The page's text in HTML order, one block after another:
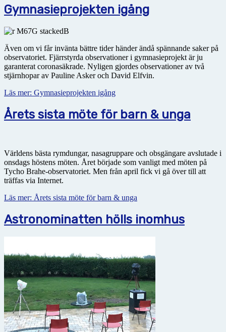
Gymnasieprojekten igång
Även om vi får invänta bättre tider händer ändå spännande saker på
observatoriet. Fjärrstyrda observationer i gymnasieprojekt är ju
garanterat coronasäkrade. Nyligen gjordes observationer av två
stjärnhopar av Pauline Asker och David Elfvin.
Läs mer: Gymnasieprojekten igång
Årets sista möte för barn & unga
Världens bästa rymdungar, nasagruppare och obsgängare avslutade i
onsdags höstens möten. Året började som vanligt med möten på
Tycho Brahe-observatoriet. Men från april fick vi gå över till att
träffas via Internet.
Läs mer: Årets sista möte för barn & unga
Astronominatten hölls inomhus